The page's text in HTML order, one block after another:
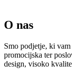
O nas
Smo podjetje, ki
promocijska ter
design, visoko